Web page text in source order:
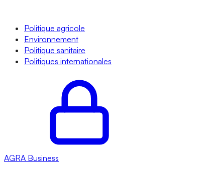
Politique agricole
Environnement
Politique sanitaire
Politiques internationales
AGRA Business